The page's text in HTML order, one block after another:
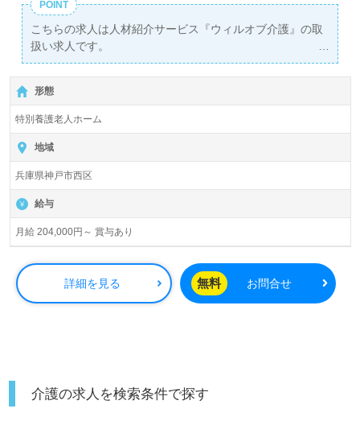
POINT
こちらの求人は人材紹介サービス『ウィルオブ介護』の取
扱い求人です。
詳細に関してお気軽にご相談ください♪
【無料】で皆さんの転職活動をサポートいたします。
形態
特別養護老人ホーム
地域
兵庫県神戸市西区
給与
月給 204,000円～ 賞与あり
詳細を見る 無料 お問合せ
介護の求人を検索条件で探す